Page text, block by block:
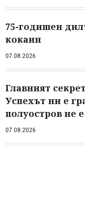
75-годишен
кокаин
07.08.2026
Главният
Успехът ни е
полуостров не
07.08.2026